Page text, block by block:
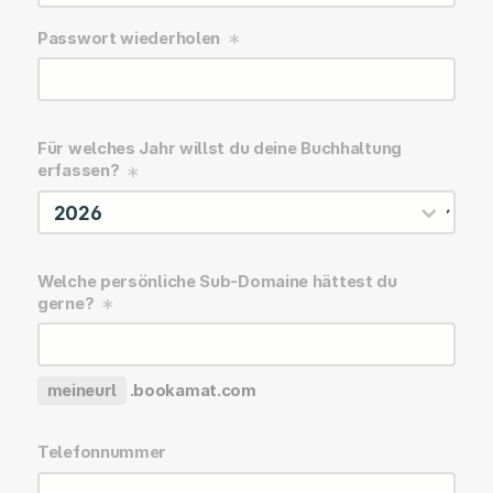
Passwort wiederholen
Für welches Jahr willst du deine Buchhaltung
erfassen?
Welche persönliche Sub-Domaine hättest du
gerne?
meineurl .bookamat.com
Telefonnummer